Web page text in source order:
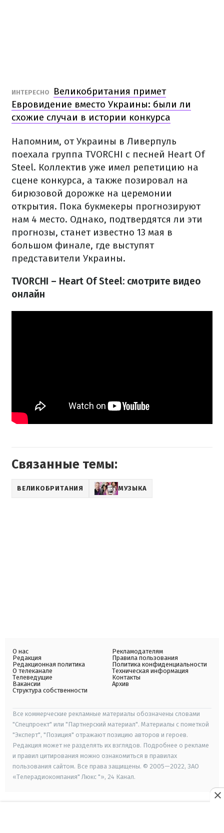
ИНТЕРЕСНО
Великобритания примет
Евровидение вместо Украины: были ли
схожие случаи в истории конкурса
Напомним, от Украины в Ливерпуль
поехала группа TVORCHI с песней Heart Of
Steel. Коллектив уже имел репетицию на
сцене конкурса, а также позировал на
бирюзовой дорожке на церемонии
открытия. Пока букмекеры прогнозируют
нам 4 место. Однако, подтвердятся ли эти
прогнозы, станет известно 13 мая в
большом финале, где выступят
представители Украины.
TVORCHI – Heart Of Steel: смотрите видео
онлайн
Связанные темы:
ВЕЛИКОБРИТАНИЯ МУЗЫКА
О нас
Редакция
Редакционная политика
О телеканале
Телеведущие
Вакансии
Структура собственности
Рекламодателям
Правила пользования
Политика конфиденциальности
Техническая информация
Контакты
Архив
Все коммерческие рекламные материалы обозначены словами
"Спецпроект" или "Партнерский материал". Материалы с пометкой
"Эксперт", "Позиция" отражают позицию авторов и героев.
Редакция может не разделять их взглядов. Подробнее о рекламе
и правил цитирования можно ознакомиться в правилах
пользования сайтом. Все права защищены. © 2005—2022, ЗАО
«Телерадиокомпания" Люкс "», 24 Канал.